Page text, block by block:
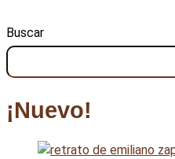
Buscar
¡Nuevo!